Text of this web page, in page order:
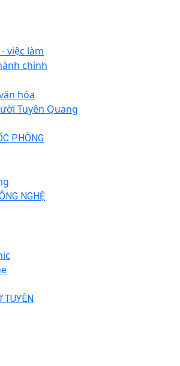
việc làm
chính
hóa
Tuyên Quang
PHÒNG
NGHỆ
TUYÊN